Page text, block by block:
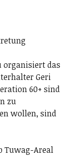
organisiert das
Geri
60+ sind
zu
wollen, sind
Tuwag-Areal